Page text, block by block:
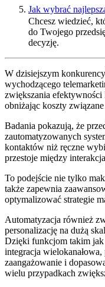
Jak wybrać
Chcesz wiedzieć,
do Twojego
decyzję.
W dzisiejszym
wychodzącego
zwiększania
obniżając koszty
Badania pokazują, że
zautomatyzowanych
kontaktów niż ręczne
przestoje między
To podejście nie tylko
także zapewnia
optymalizować strategie
Automatyzacja również
personalizację na dużą
Dzięki funkcjom takim
integracja
zaangażowanie i
wielu przypadkach